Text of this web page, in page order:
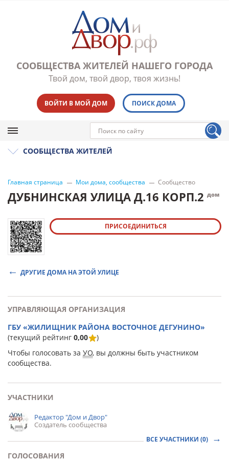
СООБЩЕСТВА ЖИТЕЛЕЙ НАШЕГО ГОРОДА
Твой дом, твой двор, твоя жизнь!
ВОЙТИ В МОЙ ДОМ ПОИСК ДОМА
СООБЩЕСТВА ЖИТЕЛЕЙ
Главная страница Мои дома, сообщества Сообщество
ДУБНИНСКАЯ УЛИЦА Д.16 КОРП.2 дом
ПРИСОЕДИНИТЬСЯ
ДРУГИЕ ДОМА НА ЭТОЙ УЛИЦЕ
УПРАВЛЯЮЩАЯ ОРГАНИЗАЦИЯ
ГБУ «ЖИЛИЩНИК РАЙОНА ВОСТОЧНОЕ ДЕГУНИНО»
(текущий рейтинг 0,00
)
Чтобы голосовать за УО, вы должны быть участником
сообщества.
УЧАСТНИКИ
Редактор "Дом и Двор"
Создатель сообщества
ВСЕ УЧАСТНИКИ (0)
ГОЛОСОВАНИЯ